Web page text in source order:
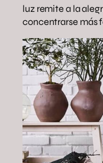
luz remite a la
concentrarse más